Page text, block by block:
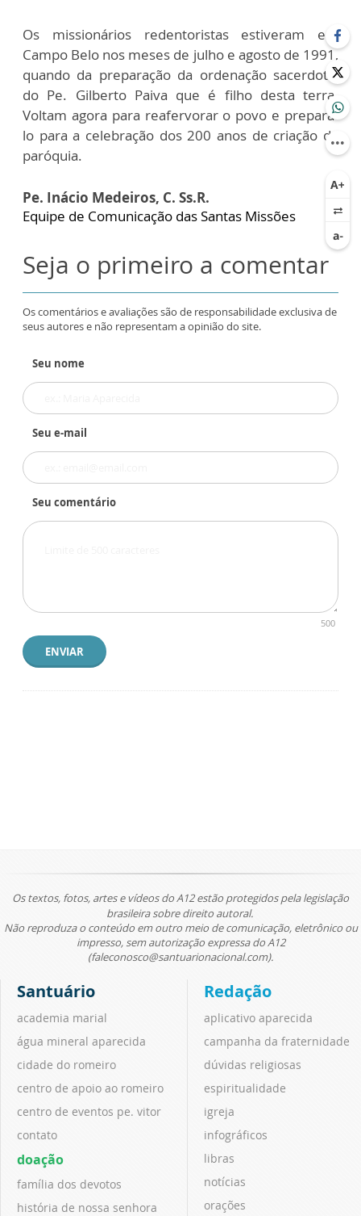
Os missionários redentoristas estiveram em
Campo Belo nos meses de julho e agosto de 1991,
quando da preparação da ordenação sacerdotal
do Pe. Gilberto Paiva que é filho desta terra.
Voltam agora para reafervorar o povo e prepará-
lo para a celebração dos 200 anos de criação da
paróquia.
Pe. Inácio Medeiros, C. Ss.R.
Equipe de Comunicação das Santas Missões
Seja o primeiro a comentar
Os comentários e avaliações são de responsabilidade exclusiva de
seus autores e não representam a opinião do site.
Seu nome
Seu e-mail
Seu comentário
500
ENVIAR
Os textos, fotos, artes e vídeos do A12 estão protegidos pela legislação
brasileira sobre direito autoral.
Não reproduza o conteúdo em outro meio de comunicação, eletrônico ou
impresso, sem autorização expressa do A12
(faleconosco@santuarionacional.com).
Santuário
academia marial
água mineral aparecida
cidade do romeiro
centro de apoio ao romeiro
centro de eventos pe. vitor
contato
doação
família dos devotos
história de nossa senhora
Redação
aplicativo aparecida
campanha da fraternidade
dúvidas religiosas
espiritualidade
igreja
infográficos
libras
notícias
orações